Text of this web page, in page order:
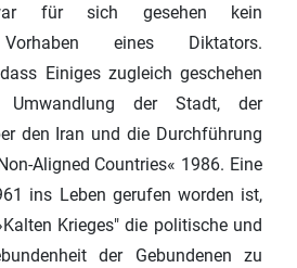
für sich gesehen kein
Vorhaben eines Diktators.
Einiges zugleich geschehen
der Stadt, der
den Iran und die Durchführung
Aligned Countries« 1986. Eine
ins Leben gerufen worden ist,
Krieges" die politische und
der Gebundenen zu